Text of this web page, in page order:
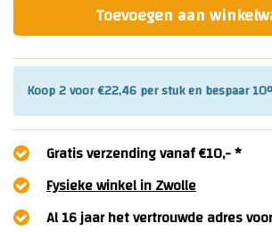
Toevoegen aan
Koop 2 voor €22,46 per stuk en bespaar
Gratis verzending vanaf €10,- *
Fysieke winkel in Zwolle
Al 16 jaar het vertrouwde adres